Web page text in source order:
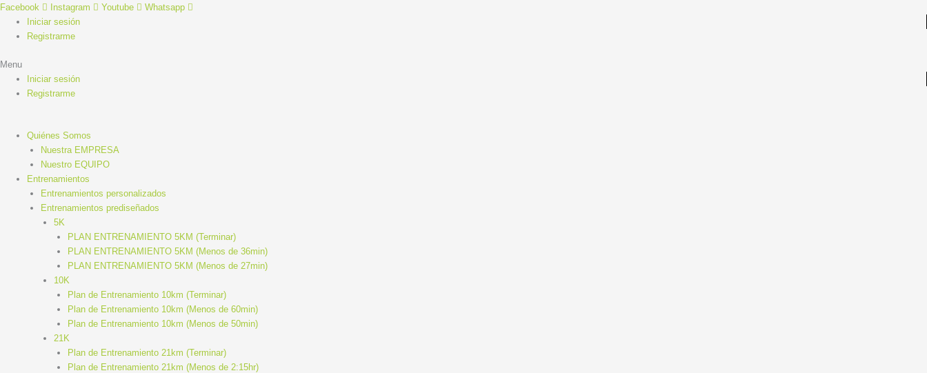
Ir
contenido
Facebook Instagram Youtube
Whatsapp
Iniciar sesión
Registrarme
Menu
Iniciar sesión
Registrarme
Quiénes Somos
Nuestra EMPRESA
Nuestro EQUIPO
Entrenamientos
Entrenamientos personalizados
Entrenamientos prediseñados
5K
PLAN ENTRENAMIENTO 5KM (Terminar)
PLAN ENTRENAMIENTO 5KM (Menos de 36min)
PLAN ENTRENAMIENTO 5KM (Menos de 27min)
10K
Plan de Entrenamiento 10km (Terminar)
Plan de Entrenamiento 10km (Menos de 60min)
Plan de Entrenamiento 10km (Menos de 50min)
21K
Plan de Entrenamiento 21km (Terminar)
Plan de Entrenamiento 21km (Menos de 2:15hr)